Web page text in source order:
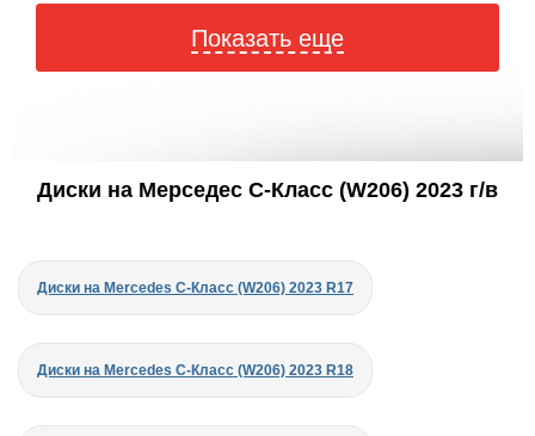
Показать еще
Диски на Мерседес C-Класс (W206) 2023 г/в
Диски на Mercedes C-Класс (W206) 2023 R17
Диски на Mercedes C-Класс (W206) 2023 R18